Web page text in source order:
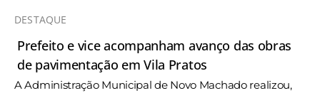
DESTAQUE
Prefeito e vice acompanham avanço das obras
de pavimentação em Vila Pratos
A Administração Municipal de Novo Machado realizou,